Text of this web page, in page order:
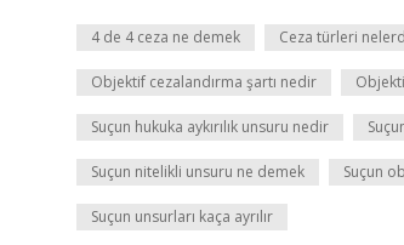
4 de 4 ceza ne demek Ceza türleri
Objektif cezalandırma şartı nedir
Suçun hukuka aykırılık unsuru nedir
Suçun nitelikli unsuru ne demek Suçun
Suçun unsurları kaça ayrılır